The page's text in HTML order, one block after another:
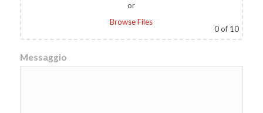
or
Browse Files
0of 10
Messaggio